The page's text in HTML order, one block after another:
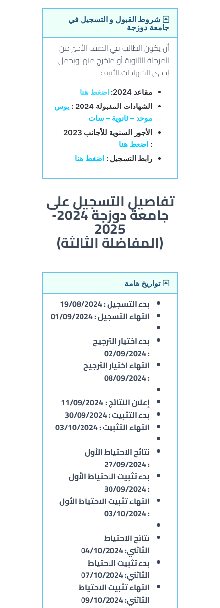
شروط القبول و التسجيل في
جامعة دوزجة
أن يكون الطالب في الصف الأخير من
المرحلة الثانوية أو متخرج منها ويحمل
إحدى الشهادات الأتية :
مقاعد 2024:
اضغط هنا
الشهادات المقبولة 2024 :
يوس
موحد – ثانوية – سات
الأجور السنوية للأجانب 2023
: اضغط هنا
رابط التسجيل : اضغط هنا
تفاصيل التسجيل على
جامعة دوزجة 2024-
2025
(المفاضلة الثالثة)
تواريخ هامة
بدء التسجيل :19/08/2024
انتهاء التسجيل :01/09/2024
.
بدء اختيار الترجيح
:
02/09/2024
انتهاء اختيار الترجيح
:
08/09/2024
.
إعلان النتائج :11/09/2024
بدء التثبيت :30/09/2024
انتهاء التثبيت :
.
نتائح الاحتياط الأول
:
بدء تثبيت الاحتياط الأول
:
30/09/2024
انتهاءتثبيت الاحتياط الأول
:
03/10/2024
.
نتائح الاحتياط
الثاثني:
بدء تثبيت الاحتياط
الثاثني:07/10/2024
انتهاءتثبيت الاحتياط
الثاثني:09/10/2024